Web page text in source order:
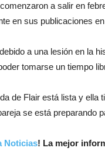
a salir en
en sus publicaciones
a una lesión en la
tomarse un tiempo
de Flair está lista y ella
se está preparando
Noticias! La mejor